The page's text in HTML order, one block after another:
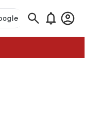
  